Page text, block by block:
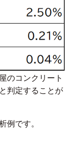
のコンクリート
判定することが
例です。